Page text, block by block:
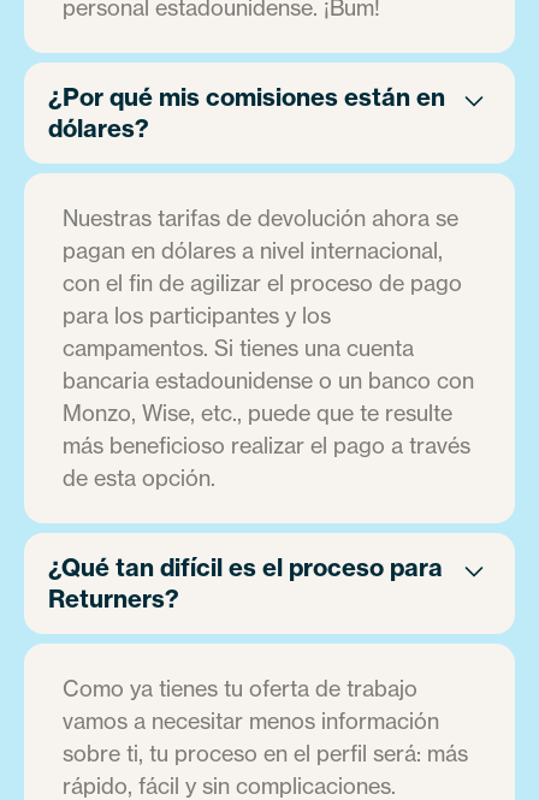
personal estadounidense. ¡Bum!
¿Por qué mis comisiones están en
dólares?
Nuestras tarifas de devolución ahora se
pagan en dólares a nivel internacional,
con el fin de agilizar el proceso de pago
para los participantes y los
campamentos. Si tienes una cuenta
bancaria estadounidense o un banco con
Monzo, Wise, etc., puede que te resulte
más beneficioso realizar el pago a través
de esta opción.
¿Qué tan difícil es el proceso para
Returners?
Como ya tienes tu oferta de trabajo
vamos a necesitar menos información
sobre ti, tu proceso en el perfil será: más
rápido, fácil y sin complicaciones.